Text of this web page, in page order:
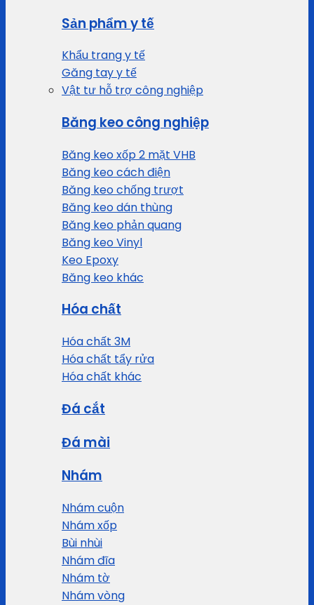
Sản phẩm y tế
Khẩu trang y tế
Găng tay y tế
Vật tư hỗ trợ công nghiệp
Băng keo công nghiệp
Băng keo xốp 2 mặt VHB
Băng keo cách điện
Băng keo chống trượt
Băng keo dán thùng
Băng keo phản quang
Băng keo Vinyl
Keo Epoxy
Băng keo khác
Hóa chất
Hóa chất 3M
Hóa chất tẩy rửa
Hóa chất khác
Đá cắt
Đá mài
Nhám
Nhám cuộn
Nhám xốp
Bùi nhùi
Nhám đĩa
Nhám tờ
Nhám vòng